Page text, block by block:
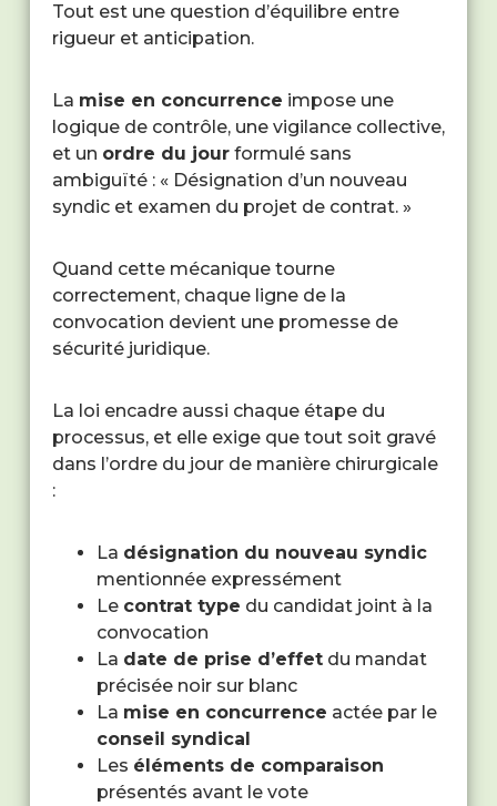
Tout est une question d’équilibre entre
rigueur et anticipation.
La mise en concurrence impose une
logique de contrôle, une vigilance collective,
et un ordre du jourformulé sans
ambiguïté : « Désignation d’un nouveau
syndic et examen du projet de contrat. »
Quand cette mécanique tourne
correctement, chaque ligne de la
convocation devient une promesse de
sécurité juridique.
La loi encadre aussi chaque étape du
processus, et elle exige que tout soit gravé
dans l’ordre du jour de manière chirurgicale
:
La désignation du nouveau syndic
mentionnée expressément
Le contrat type du candidat joint à la
convocation
La date de prise d’effetdu mandat
précisée noir sur blanc
La mise en concurrence actée par le
conseil syndical
Les éléments de comparaison
présentés avant le vote